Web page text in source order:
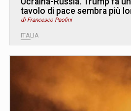
tavolo di pace sembra più
di Francesco Paolini
ITALIA